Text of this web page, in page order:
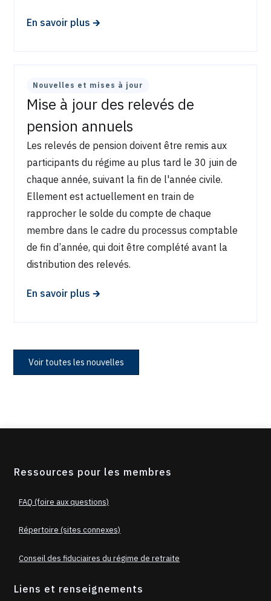
En savoir plus 🡲
Nouvelles et mises à jour
Mise à jour des relevés de
pension annuels
Les relevés de pension doivent être remis aux
participants du régime au plus tard le 30 juin de
chaque année, suivant la fin de l'année civile.
Ellement est actuellement en train de
rapprocher le solde du compte de chaque
membre dans le cadre du processus comptable
de fin d’année, qui doit être complété avant la
distribution des relevés.
En savoir plus 🡲
Voir toutes les nouvelles
Ressources pour les membres
FAQ (foire aux questions)
Répertoire (sites connexes)
Conseil des fiduciaires du régime de retraite
Liens et renseignements